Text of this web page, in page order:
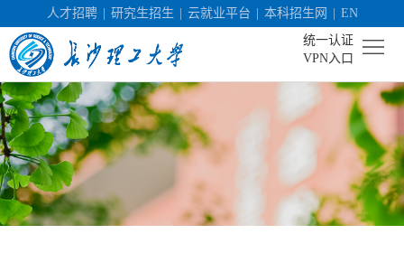
人才招聘 研究生招生 云就业平台 本科招生网
EN
统一认证
VPN入口
首
页
学
校
概
机
构
人